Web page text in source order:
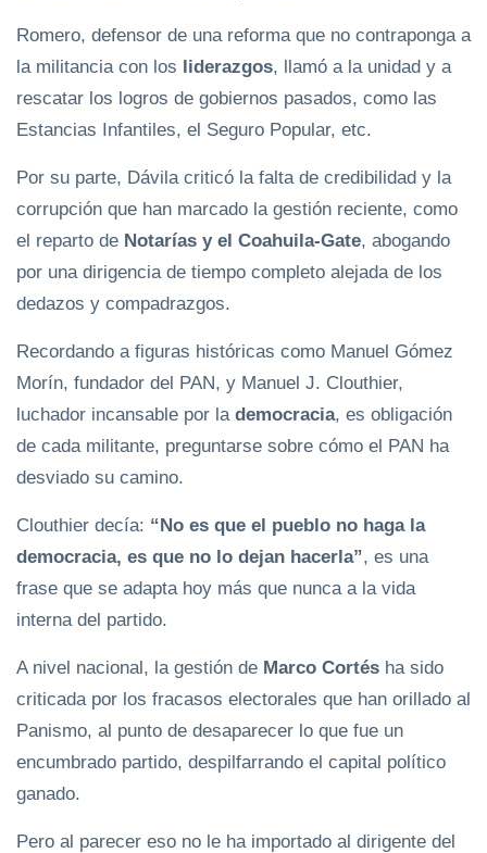
Romero, defensor de una reforma que no contraponga a
la militancia con los liderazgos, llamó a la unidad y a
rescatar los logros de gobiernos pasados, como las
Estancias Infantiles, el Seguro Popular, etc.
Por su parte, Dávila criticó la falta de credibilidad y la
corrupción que han marcado la gestión reciente, como
el reparto de Notarías y el Coahuila-Gate, abogando
por una dirigencia de tiempo completo alejada de los
dedazos y compadrazgos.
Recordando a figuras históricas como Manuel Gómez
Morín, fundador del PAN, y Manuel J. Clouthier,
luchador incansable por la democracia, es obligación
de cada militante, preguntarse sobre cómo el PAN ha
desviado su camino.
Clouthier decía: “No es que el pueblo no haga la
democracia, es que no lo dejan hacerla”, es una
frase que se adapta hoy más que nunca a la vida
interna del partido.
A nivel nacional, la gestión de Marco Cortés ha sido
criticada por los fracasos electorales que han orillado al
Panismo, al punto de desaparecer lo que fue un
encumbrado partido, despilfarrando el capital político
ganado.
Pero al parecer eso no le ha importado al dirigente del